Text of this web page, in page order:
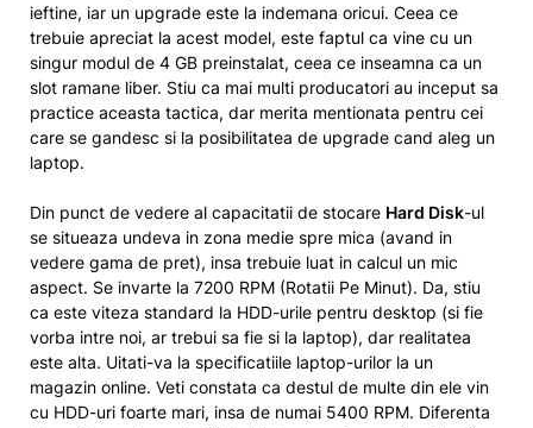
ieftine, iar un upgrade este la indemana oricui. Ceea ce
trebuie apreciat la acest model, este faptul ca vine cu un
singur modul de 4 GB preinstalat, ceea ce inseamna ca un
slot ramane liber. Stiu ca mai multi producatori au inceput sa
practice aceasta tactica, dar merita mentionata pentru cei
care se gandesc si la posibilitatea de upgrade cand aleg un
laptop.
Din punct de vedere al capacitatii de stocare Hard Disk-ul
se situeaza undeva in zona medie spre mica (avand in
vedere gama de pret), insa trebuie luat in calcul un mic
aspect. Se invarte la 7200 RPM (Rotatii Pe Minut). Da, stiu
ca este viteza standard la HDD-urile pentru desktop (si fie
vorba intre noi, ar trebui sa fie si la laptop), dar realitatea
este alta. Uitati-va la specificatiile laptop-urilor la un
magazin online. Veti constata ca destul de multe din ele vin
cu HDD-uri foarte mari, insa de numai 5400 RPM. Diferenta